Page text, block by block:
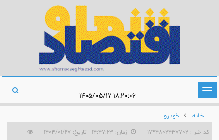
تغییر
وضعیت
ناوبری
۱۸:۲۰:۰۶ ۱۴۰۵/۰۵/۱۷
خانه
خودرو
کد خبر : 1744802437702
زمان: ۱۴:۴۷:۲۳ - تاریخ: ۱۴۰۴/۰۱/۲۷